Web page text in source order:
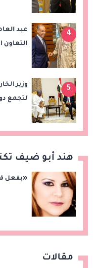
4
عبد
التعاون
5
وزير
لتجمع
هند أبو ضيف
«بفعل
مقالات